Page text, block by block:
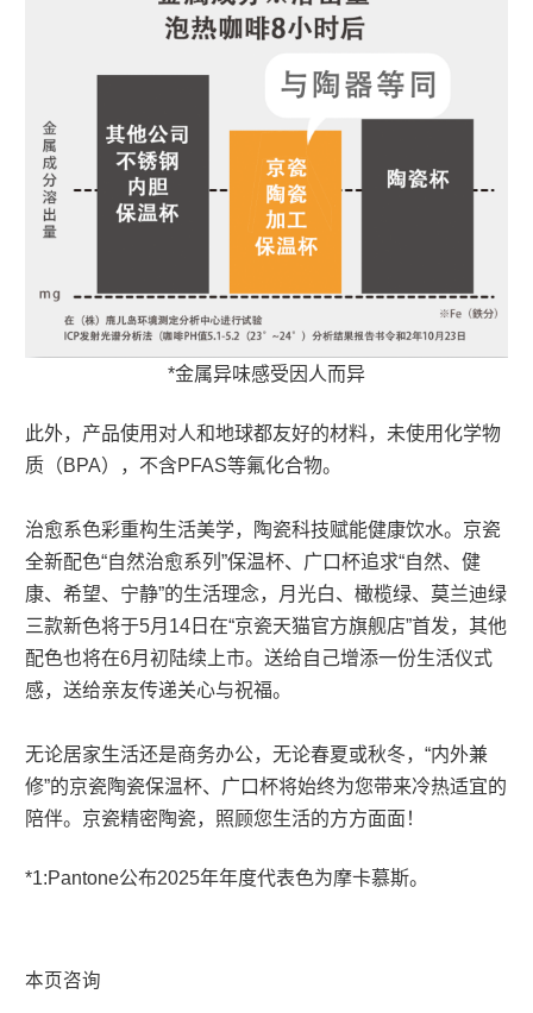
*金属异味感受因人而异
此外，产品使用对人和地球都友好的材料，未使用化学物
质（BPA），不含PFAS等氟化合物。
治愈系色彩重构生活美学，陶瓷科技赋能健康饮水。京瓷
全新配色“自然治愈系列”保温杯、广口杯追求“自然、健
康、希望、宁静”的生活理念，月光白、橄榄绿、莫兰迪绿
三款新色将于5月14日在“京瓷天猫官方旗舰店”首发，其他
配色也将在6月初陆续上市。送给自己增添一份生活仪式
感，送给亲友传递关心与祝福。
无论居家生活还是商务办公，无论春夏或秋冬，“内外兼
修”的京瓷陶瓷保温杯、广口杯将始终为您带来冷热适宜的
陪伴。京瓷精密陶瓷，照顾您生活的方方面面！
*1:Pantone公布2025年年度代表色为摩卡慕斯。
本页咨询